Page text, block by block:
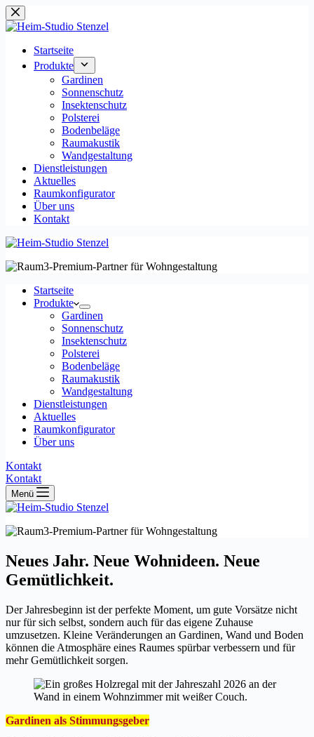
Zum
Inhalt
Startseite
Produkte
Gardinen
Sonnenschutz
Insektenschutz
Polsterei
Bodenbeläge
Raumakustik
Wandgestaltung
Dienstleistungen
Aktuelles
Raumkonfigurator
Über uns
Kontakt
Startseite
Produkte
Gardinen
Sonnenschutz
Insektenschutz
Polsterei
Bodenbeläge
Raumakustik
Wandgestaltung
Dienstleistungen
Aktuelles
Raumkonfigurator
Über uns
Kontakt
Kontakt
Menü
Neues Jahr. Neue Wohnideen. Neue
Gemütlichkeit.
Der Jahresbeginn ist der perfekte Moment, um gute Vorsätze nicht
nur für sich selbst, sondern auch für das eigene Zuhause
umzusetzen. Kleine Veränderungen an Gardinen, Wand und Boden
können die Atmosphäre eines Raumes spürbar verbessern und für
mehr Gemütlichkeit sorgen.
Gardinen als Stimmungsgeber